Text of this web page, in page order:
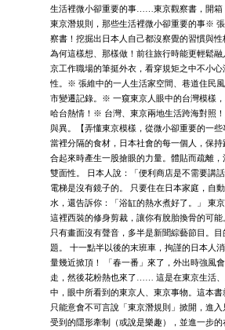
生活裡微小卻重要的事……東京觀察書，開
東京潛規則，那些生活裡微小卻重要的事※
察書！挖掘出日本人自己都沒察覺的習慣與
為何這樣想、那樣做！前往旅行時能更輕鬆
京工作職場的筆挺外衣，看穿規矩之中不小心
性。※ 張維中的一人生活家空間、巷道住民
市變遷記錄。※ 一窺東京人眼中的台灣模樣
哈台熱情！※ 台灣、東京兩地生活跨海對照
與異。【弄懂東京模樣，從微小卻重要的一
當裡分隔的食材，日本社會的每一個人，保持
合起來時產生一股搶眼的力量。體貼而疏離
雙面性。 日本人說：「便利商店是不需要講
電梯是沒有鏡子的。 只要住在日本家庭，自
水，還告訴你：「浴缸的熱水煮好了。」 東京
這裡西裝的修身剪裁，讓你有脫胎換骨的可能
只有畫面沒有聲音，多半是新聞綜藝節目。
題。 十一點半以後的末班車，拘謹的日本人
量幾近掀頂！ 「春一番」來了，外出時強風
走，然後花粉熱也來了…… 這是在東京生活
中，眼中所看到的東京人、東京事物。這本
只能意會不可言說「東京潛規則」掀開，進
受到的隱形牽制（或說是樂趣），並進一步的